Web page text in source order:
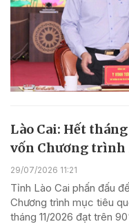
Lào Cai: Hết
vốn Chương trình
29/07/2026 11:21
Tỉnh Lào Cai phấn đấu
Chương trình mục tiêu
tháng 11/2026 đạt trên